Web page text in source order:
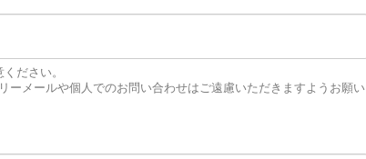
ださい。
メールや個人でのお問い合わせはご遠慮いただきますようお願い